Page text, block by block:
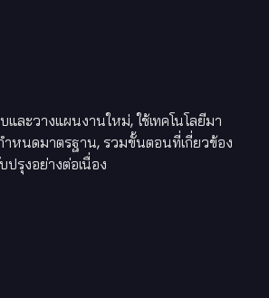
ละวางแผนงานใหม่, ใช้เทคโนโลยีมา
ำหนดมาตรฐาน, รวมขั้นตอนที่เกี่ยวข้อง
รุงอย่างต่อเนื่อง